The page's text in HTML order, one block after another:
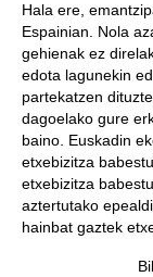
Hala ere,
Espainian. Nola
gehienak ez
edota lagunekin
partekatzen
dagoelako gure
baino. Euskadin
etxebizitza
etxebizitza
aztertutako
hainbat gaztek